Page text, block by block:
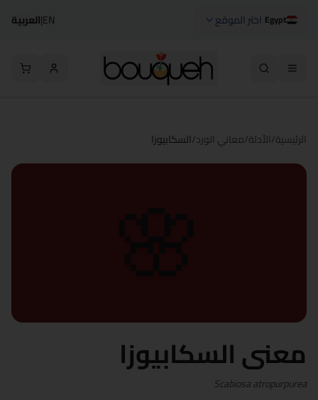
Egypt اختر الموقع EN
|العربية
الرئيسية/ الأدلة/معاني الورد/السكابيوزا
معنى السكابيوزا
Scabiosa atropurpurea